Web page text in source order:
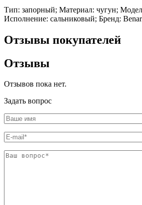
Фитинги
Фитинги
Тип: запорный; Материал: чугун;
Исполнение: сальниковый; Бренд:
Отзывы покупателей
Отзывы
Отзывов пока нет.
Задать вопрос